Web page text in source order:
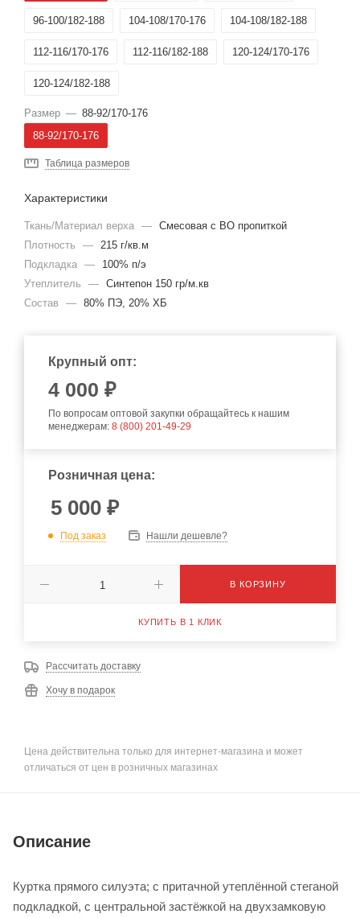
96-100/182-188 104-108/170-176 104-108/182-188
112-116/170-176 112-116/182-188 120-124/170-176
120-124/182-188
Размер — 88-92/170-176
88-92/170-176
Таблица размеров
Характеристики
Ткань/Материал верха — Смесовая с ВО пропиткой
Плотность
— 215 г/кв.м
Подкладка —
100% п/э
Утеплитель
— Синтепон 150 гр/м.кв
Состав
— 80% ПЭ, 20% ХБ
Крупный опт:
4 000 ₽
По вопросам оптовой закупки обращайтесь к нашим
менеджерам: 8 (800) 201-49-29
Розничная цена:
5 000 ₽
Под заказ Нашли дешевле?
В КОРЗИНУ
КУПИТЬ В 1 КЛИК
Рассчитать доставку
Хочу в подарок
Цена действительна только для интернет-магазина и может
отличаться от цен в розничных магазинах
Описание
Куртка прямого силуэта; с притачной утеплённой стеганой
подкладкой, с центральной застёжкой на двухзамковую